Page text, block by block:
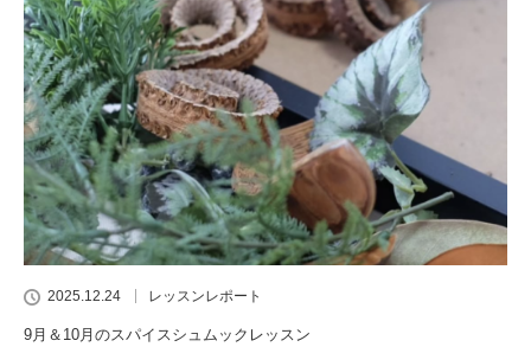
2025.12.24 レッスンレポート
9月＆10月のスパイスシュムックレッスン